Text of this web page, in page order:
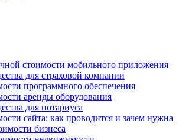
стоимости мобильного приложения
для страховой компании
программного обеспечения
аренды оборудования
для нотариуса
сайта: как проводится и зачем нужна
бизнеса